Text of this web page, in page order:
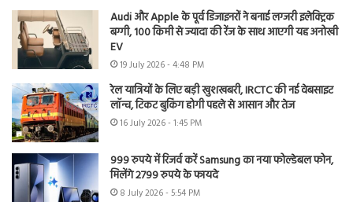
Audi और Apple के पूर्व डिजाइनरों ने बनाई लग्जरी इलेक्ट्रिक
बग्गी, 100 किमी से ज्यादा की रेंज के साथ आएगी यह अनोखी
EV
19 July 2026 - 4:48 PM
रेल यात्रियों के लिए बड़ी खुशखबरी, IRCTC की नई वेबसाइट
लॉन्च, टिकट बुकिंग होगी पहले से आसान और तेज
16 July 2026 - 1:45 PM
999 रुपये में रिजर्व करें Samsung का नया फोल्डेबल फोन,
मिलेंगे 2799 रुपये के फायदे
8 July 2026 - 5:54 PM